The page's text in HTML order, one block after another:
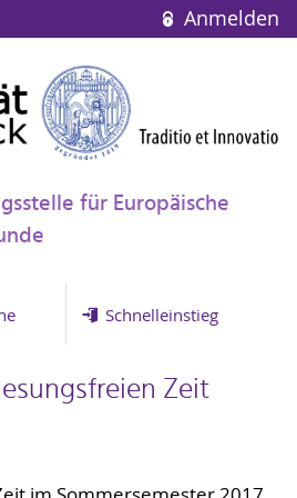
Anmelden
für Europäische
Schnelleinstieg
Zeit